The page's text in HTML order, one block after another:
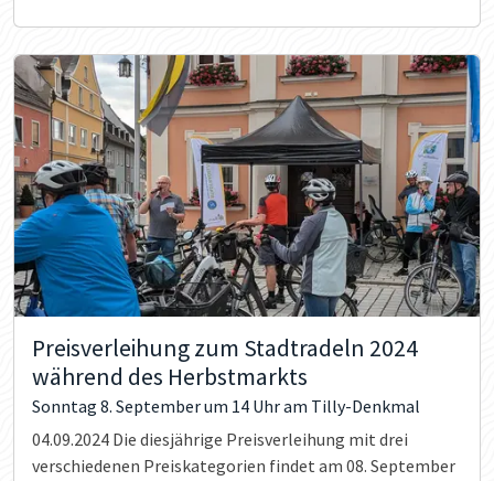
Preisverleihung zum Stadtradeln 2024
während des Herbstmarkts
Sonntag 8. September um 14 Uhr am Tilly-Denkmal
04.09.2024 Die diesjährige Preisverleihung mit drei
verschiedenen Preiskategorien findet am 08. September